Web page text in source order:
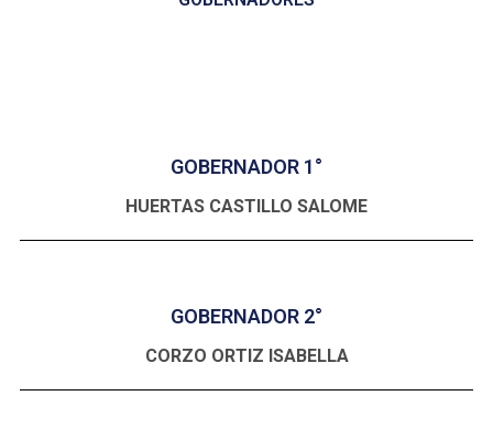
GOBERNADOR 1°
HUERTAS CASTILLO SALOME
GOBERNADOR 2°
CORZO ORTIZ ISABELLA